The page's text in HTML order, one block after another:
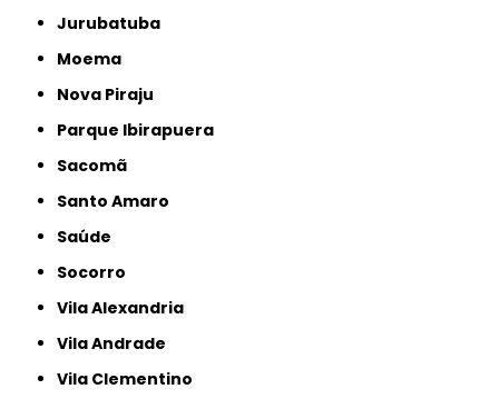
Jurubatuba
Moema
Nova Piraju
Parque Ibirapuera
Sacomã
Santo Amaro
Saúde
Socorro
Vila Alexandria
Vila Andrade
Vila Clementino